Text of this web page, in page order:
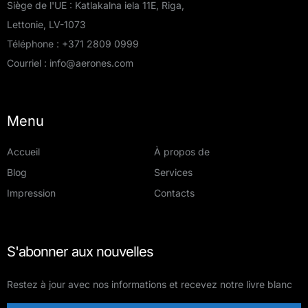
Siège de l'UE : Katlakalna iela 11E, Riga,
Lettonie, LV-1073
Téléphone : +371 2809 0999
Courriel : info@aerones.com
Menu
Accueil
À propos de
Blog
Services
Impression
Contacts
S'abonner aux nouvelles
Restez à jour avec nos informations et recevez notre livre blanc